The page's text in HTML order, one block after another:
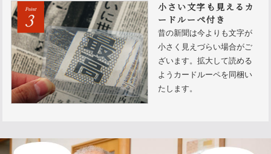
小さい文字も見えるカ
ードルーペ付き
昔の新聞は今よりも文字が
小さく見えづらい場合がご
ざいます。拡大して読める
ようカードルーペを同梱い
たします。